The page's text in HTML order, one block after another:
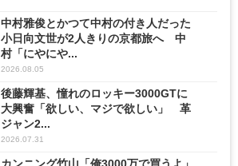
中村雅俊とかつて中村の付き人だった
小日向文世が2人きりの京都旅へ 中
村「にやにや...
2026.08.05
後藤輝基、憧れのロッキー3000GTに
大興奮「欲しい、マジで欲しい」 革
ジャン2...
2026.07.31